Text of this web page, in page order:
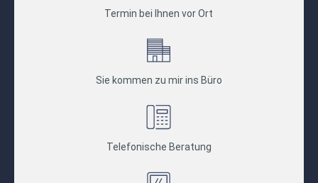
Termin bei Ihnen vor Ort
Sie kommen zu mir ins Büro
Telefonische Beratung